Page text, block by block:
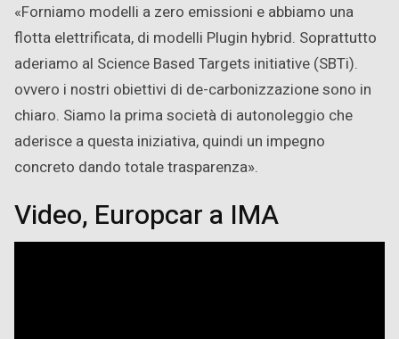
«Forniamo modelli a zero emissioni e abbiamo una
flotta elettrificata, di modelli Plugin hybrid. Soprattutto
aderiamo al Science Based Targets initiative (SBTi).
ovvero i nostri obiettivi di de-carbonizzazione sono in
chiaro. Siamo la prima società di autonoleggio che
aderisce a questa iniziativa, quindi un impegno
concreto dando totale trasparenza».
Video, Europcar a IMA